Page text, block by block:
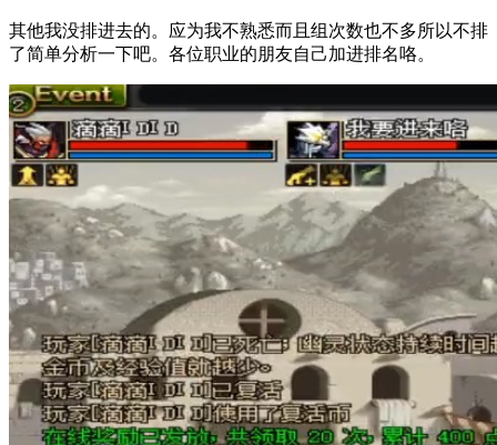
其他我没排进去的。应为我不熟悉而且组次数也不多所以不排
了简单分析一下吧。各位职业的朋友自己加进排名咯。